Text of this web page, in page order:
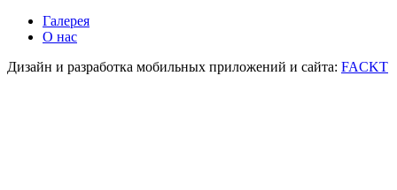
Галерея
О нас
Дизайн и разработка мобильных приложений и сайта: FACKT